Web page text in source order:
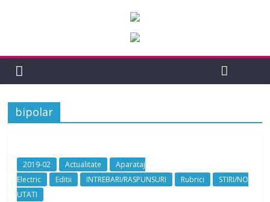
bipolar
2019-02 Actualitate
Aparataj
Electric
Editii INTREBARI/RASPUNSURI Rubrici
STIRI/NO
UTATI